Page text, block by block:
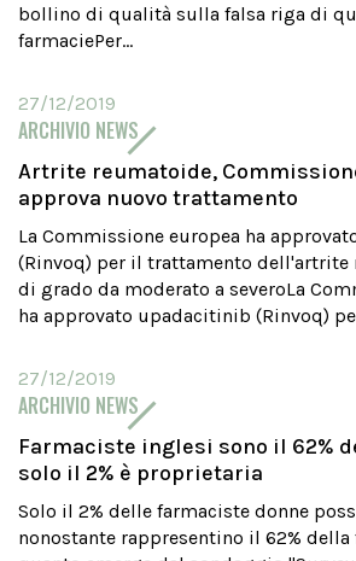
bollino di qualità sulla falsa riga di
farmaciePer...
27/12/2019
ARCHIVIO NEWS
Artrite reumatoide,
approva nuovo trattamento
La Commissione europea ha
(Rinvoq) per il trattamento dell'artrite
di grado da moderato a severoLa
ha approvato upadacitinib (Rinvoq)
27/12/2019
ARCHIVIO NEWS
Farmaciste inglesi sono il 62%
solo il 2% è proprietaria
Solo il 2% delle farmaciste donne
nonostante rappresentino il 62% della